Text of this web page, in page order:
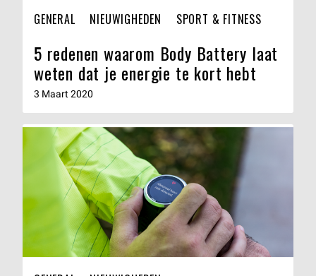
GENERAL NIEUWIGHEDEN SPORT & FITNESS
5 redenen waarom Body Battery laat
weten dat je energie te kort hebt
3 Maart 2020